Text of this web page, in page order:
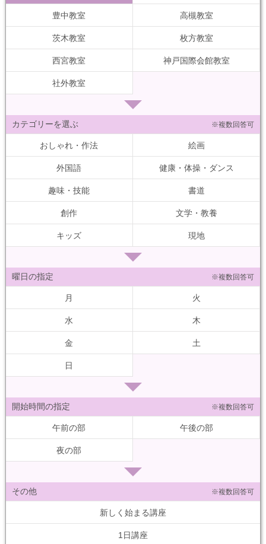
豊中教室 高槻教室
茨木教室 枚方教室
西宮教室 神戸国際会館教室
社外教室
カテゴリーを選ぶ ※複数回答可
おしゃれ・作法 絵画
外国語 健康・体操・ダンス
趣味・技能 書道
創作 文学・教養
キッズ 現地
曜日の指定 ※複数回答可
月 火
水 木
金 土
日
開始時間の指定 ※複数回答可
午前の部 午後の部
夜の部
その他 ※複数回答可
新しく始まる講座
1日講座